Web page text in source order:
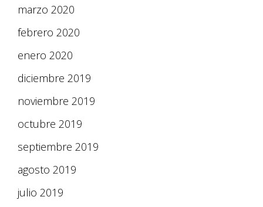
marzo 2020
febrero 2020
enero 2020
diciembre 2019
noviembre 2019
octubre 2019
septiembre 2019
agosto 2019
julio 2019